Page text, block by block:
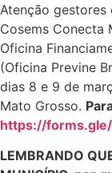
Atenção gestores
Cosems Conecta
Oficina
(Oficina Previne
dias 8 e 9 de
Mato Grosso.
https://
LEMBRANDO